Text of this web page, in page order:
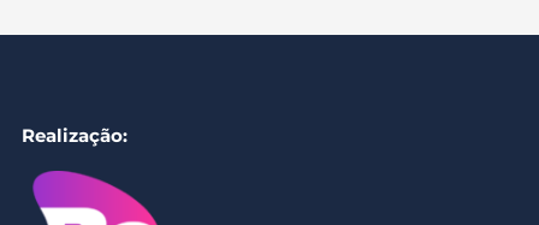
Realização: